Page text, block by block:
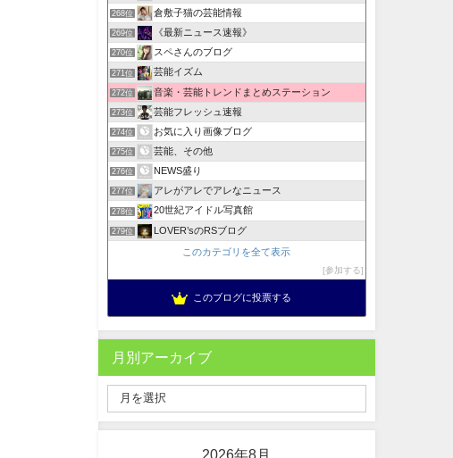
268位 倉敷子猫の芸能情報
269位 《最新ニュース速報》
270位 スペさんのブログ
271位 芸能イズム
272位 音楽・芸能トレンドまとめステーション
273位 芸能フレッシュ速報
274位 お気に入り画像ブログ
275位 芸能、その他
276位 NEWS盛り
277位 アレがアレでアレなニュース
278位 20世紀アイドル写真館
279位 LOVER’sのRSブログ
このカテゴリを全て表示
参加する
このブログに投票する
月別アーカイブ
2026年8月